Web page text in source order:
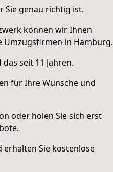
Sie genau richtig ist.
können wir Ihnen
Umzugsfirmen in Hamburg.
seit 11 Jahren.
für Ihre Wünsche und
oder holen Sie sich erst
erhalten Sie kostenlose